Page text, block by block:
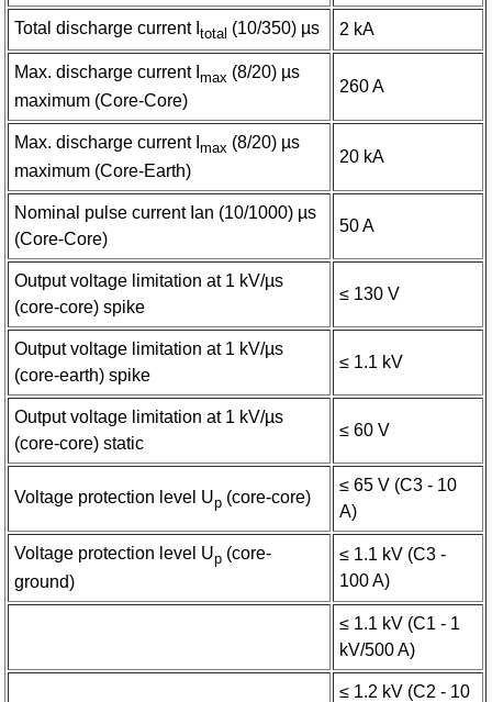
Total discharge current Itotal (10/350) µs 2 kA
Max. discharge current Imax (8/20) µs
maximum (Core-Core)
260 A
Max. discharge current Imax (8/20) µs
maximum (Core-Earth)
20 kA
Nominal pulse current Ian (10/1000) µs
(Core-Core)
50 A
Output voltage limitation at 1 kV/µs
(core-core) spike
≤ 130 V
Output voltage limitation at 1 kV/µs
(core-earth) spike
≤ 1.1 kV
Output voltage limitation at 1 kV/µs
(core-core) static
≤ 60 V
Voltage protection level Up (core-core)
≤ 65 V (C3 - 10
A)
Voltage protection level Up (core-
ground)
≤ 1.1 kV (C3 -
100 A)
≤ 1.1 kV (C1 - 1
kV/500 A)
≤ 1.2 kV (C2 - 10